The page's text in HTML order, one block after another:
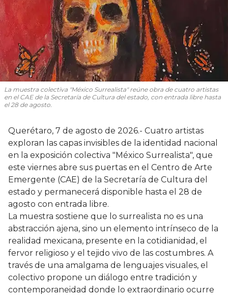
La muestra colectiva "México Surrealista" reúne obra de cuatro artistas
en el CAE de la Secretaría de Cultura del estado, con entrada libre hasta
el 28 de agosto.
Querétaro, 7 de agosto de 2026.- Cuatro artistas
exploran las capas invisibles de la identidad nacional
en la exposición colectiva "México Surrealista", que
este viernes abre sus puertas en el Centro de Arte
Emergente (CAE) de la Secretaría de Cultura del
estado y permanecerá disponible hasta el 28 de
agosto con entrada libre.
La muestra sostiene que lo surrealista no es una
abstracción ajena, sino un elemento intrínseco de la
realidad mexicana, presente en la cotidianidad, el
fervor religioso y el tejido vivo de las costumbres. A
través de una amalgama de lenguajes visuales, el
colectivo propone un diálogo entre tradición y
contemporaneidad donde lo extraordinario ocurre